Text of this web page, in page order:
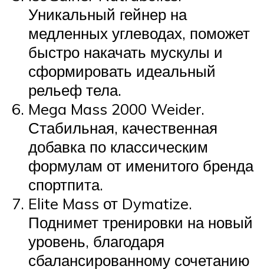
Уникальный гейнер на
медленных углеводах, поможет
быстро накачать мускулы и
сформировать идеальный
рельеф тела.
Mega Mass 2000 Weider.
Стабильная, качественная
добавка по классическим
формулам от именитого бренда
спортпита.
Elite Mass от Dymatize.
Поднимет тренировки на новый
уровень, благодаря
сбалансированному сочетанию